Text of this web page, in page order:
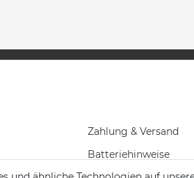
Zahlung & Versand
Batteriehinweise